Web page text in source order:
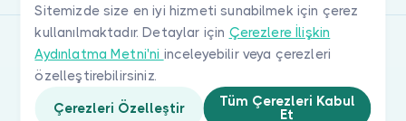
Sitemizde size en iyi hizmeti sunabilmek için çerez
kullanılmaktadır. Detaylar için Çerezlere İlişkin
Aydınlatma Metni'ni inceleyebilir veya çerezleri
özelleştirebilirsiniz.
Çerezleri Özelleştir
Tüm Çerezleri Kabul
Et